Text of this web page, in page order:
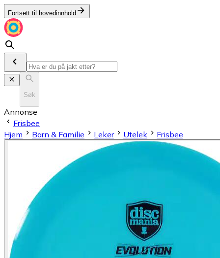
Fortsett til hovedinnhold
Søk
Annonse
Frisbee
Hjem
Barn & Familie Leker Utelek Frisbee